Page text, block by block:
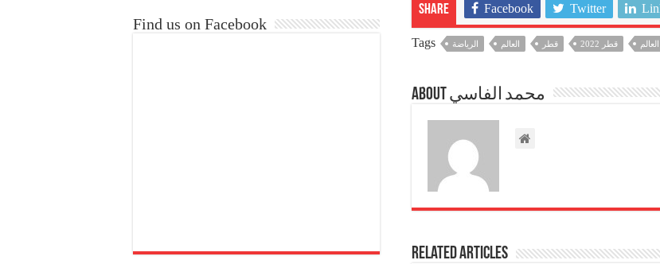
Share Facebook Twitter
Tags الرياضة العالم قطر قطر 2022
About محمد الفاسي
Related Articles
Find us on Facebook